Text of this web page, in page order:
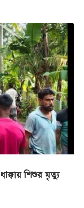
শিশুর মৃত্যু